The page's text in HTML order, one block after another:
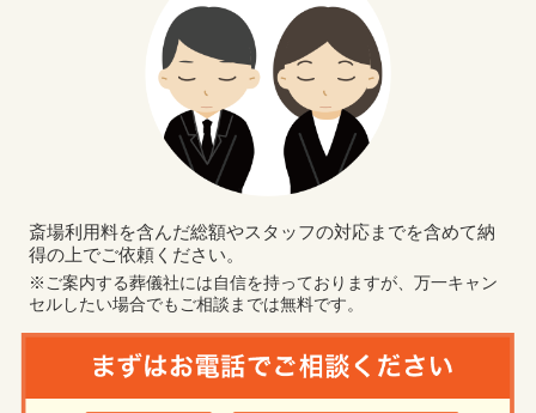
斎場利用料を含んだ総額やスタッフの対応までを含めて納
得の上でご依頼ください。
※ご案内する葬儀社には自信を持っておりますが、万一キャン
セルしたい場合でもご相談までは無料です。